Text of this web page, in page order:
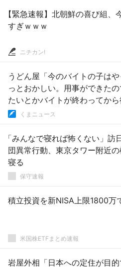
【緊急速報】北朝鮮の喜び組、
すぎｗｗｗ
ニチカン!
うどん屋「今のバイトの子はや
っとおかしい。用事ができたの
たいとかバイトが終わってか
だろ」くまニュース
「みんなで寝れば怖くない」訪
団異常行動、東京タワー附近
寝る
保守速報
積立投資を新NISA上限1800万
米国株ETFまとめ速報
岩屋外相「日本への定住が目